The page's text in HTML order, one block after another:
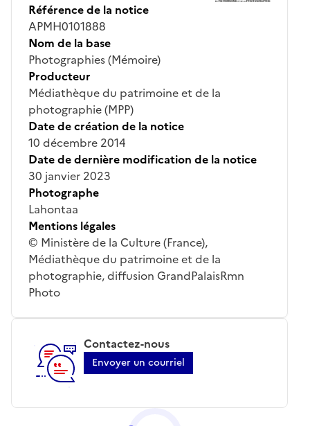
Référence de la notice
APMH0101888
Nom de la base
Photographies (Mémoire)
Producteur
Médiathèque du patrimoine et de la
photographie (MPP)
Date de création de la notice
10 décembre 2014
Date de dernière modification de la notice
30 janvier 2023
Photographe
Lahontaa
Mentions légales
© Ministère de la Culture (France),
Médiathèque du patrimoine et de la
photographie, diffusion GrandPalaisRmn
Photo
Contactez-nous
Envoyer un courriel